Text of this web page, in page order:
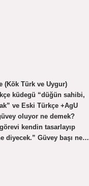
(Kök Türk ve Uygur)
küdegü “düğün sahibi,
ve Eski Türkçe +AgU
oluyor ne demek?
kendin tasarlayıp
diyecek.” Güvey başı ne…